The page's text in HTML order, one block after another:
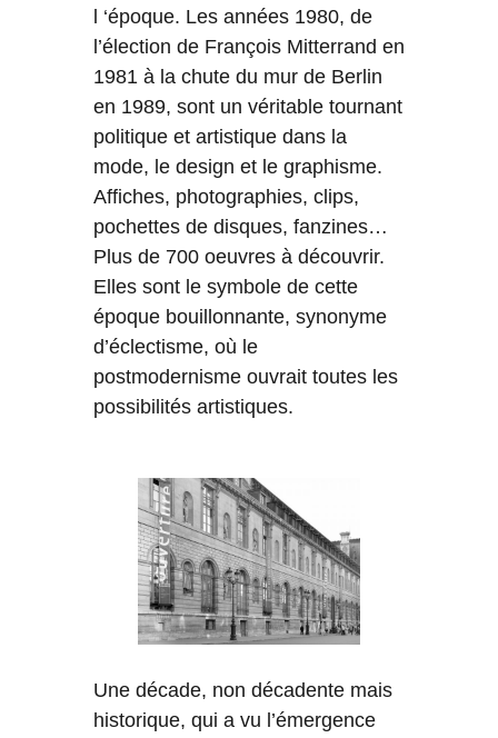
l ‘époque. Les années 1980, de
l’élection de François Mitterrand en
1981 à la chute du mur de Berlin
en 1989, sont un véritable tournant
politique et artistique dans la
mode, le design et le graphisme.
Affiches, photographies, clips,
pochettes de disques, fanzines…
Plus de 700 oeuvres à découvrir.
Elles sont le symbole de cette
époque bouillonnante, synonyme
d’éclectisme, où le
postmodernisme ouvrait toutes les
possibilités artistiques.
Une décade, non décadente mais
historique, qui a vu l’émergence